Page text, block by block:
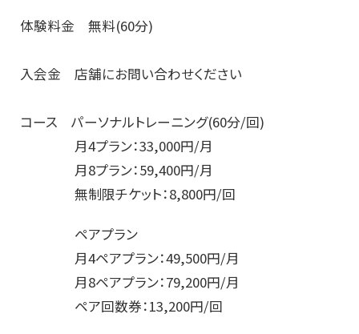
体験料金 無料(60分)
入会金 店舗にお問い合わせください
コース パーソナルトレーニング(60分/回)
月4プラン：33,000円/月
月8プラン：59,400円/月
無制限チケット：8,800円/回
ペアプラン
月4ペアプラン：49,500円/月
月8ペアプラン：79,200円/月
ペア回数券：13,200円/回